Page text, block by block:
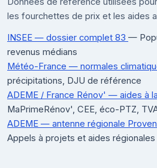
les fourchettes de prix et les aides
INSEE — dossier complet 83 —
revenus médians
Météo-France — normales
précipitations, DJU de référence
ADEME / France Rénov' — aides à
MaPrimeRénov', CEE, éco-PTZ,
ADEME — antenne régionale
Appels à projets et aides